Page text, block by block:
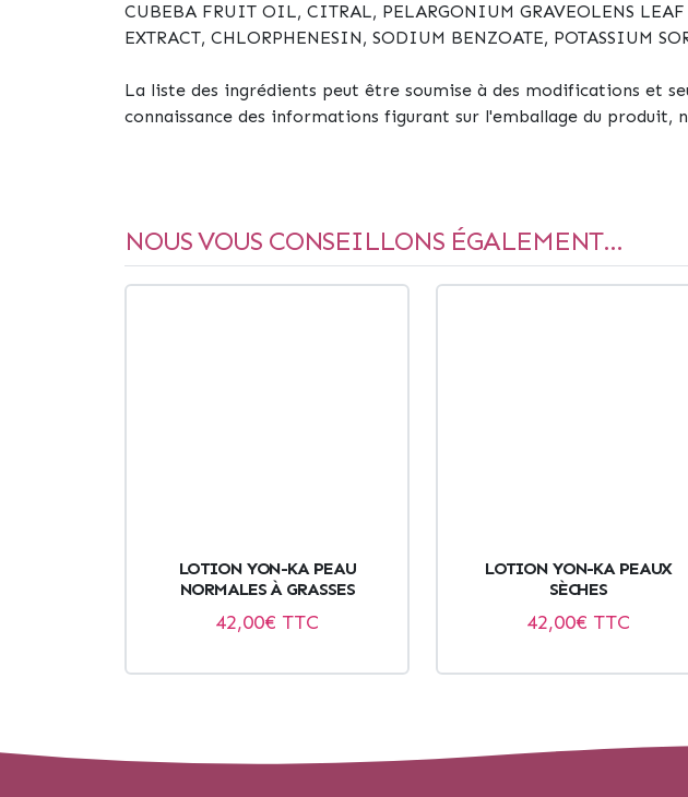
CUBEBA FRUIT OIL, CITRAL, PELARGONIUM GRAVEOLENS
EXTRACT, CHLORPHENESIN, SODIUM BENZOATE, POTASSIUM
La liste des ingrédients peut être soumise à des modifications et
connaissance des informations figurant sur l'emballage du produit,
NOUS VOUS CONSEILLONS ÉGALEMENT...
LOTION YON-KA PEAU
NORMALES À GRASSES
42,00€ TTC
LOTION YON-KA PEAUX
SÈCHES
42,00€ TTC